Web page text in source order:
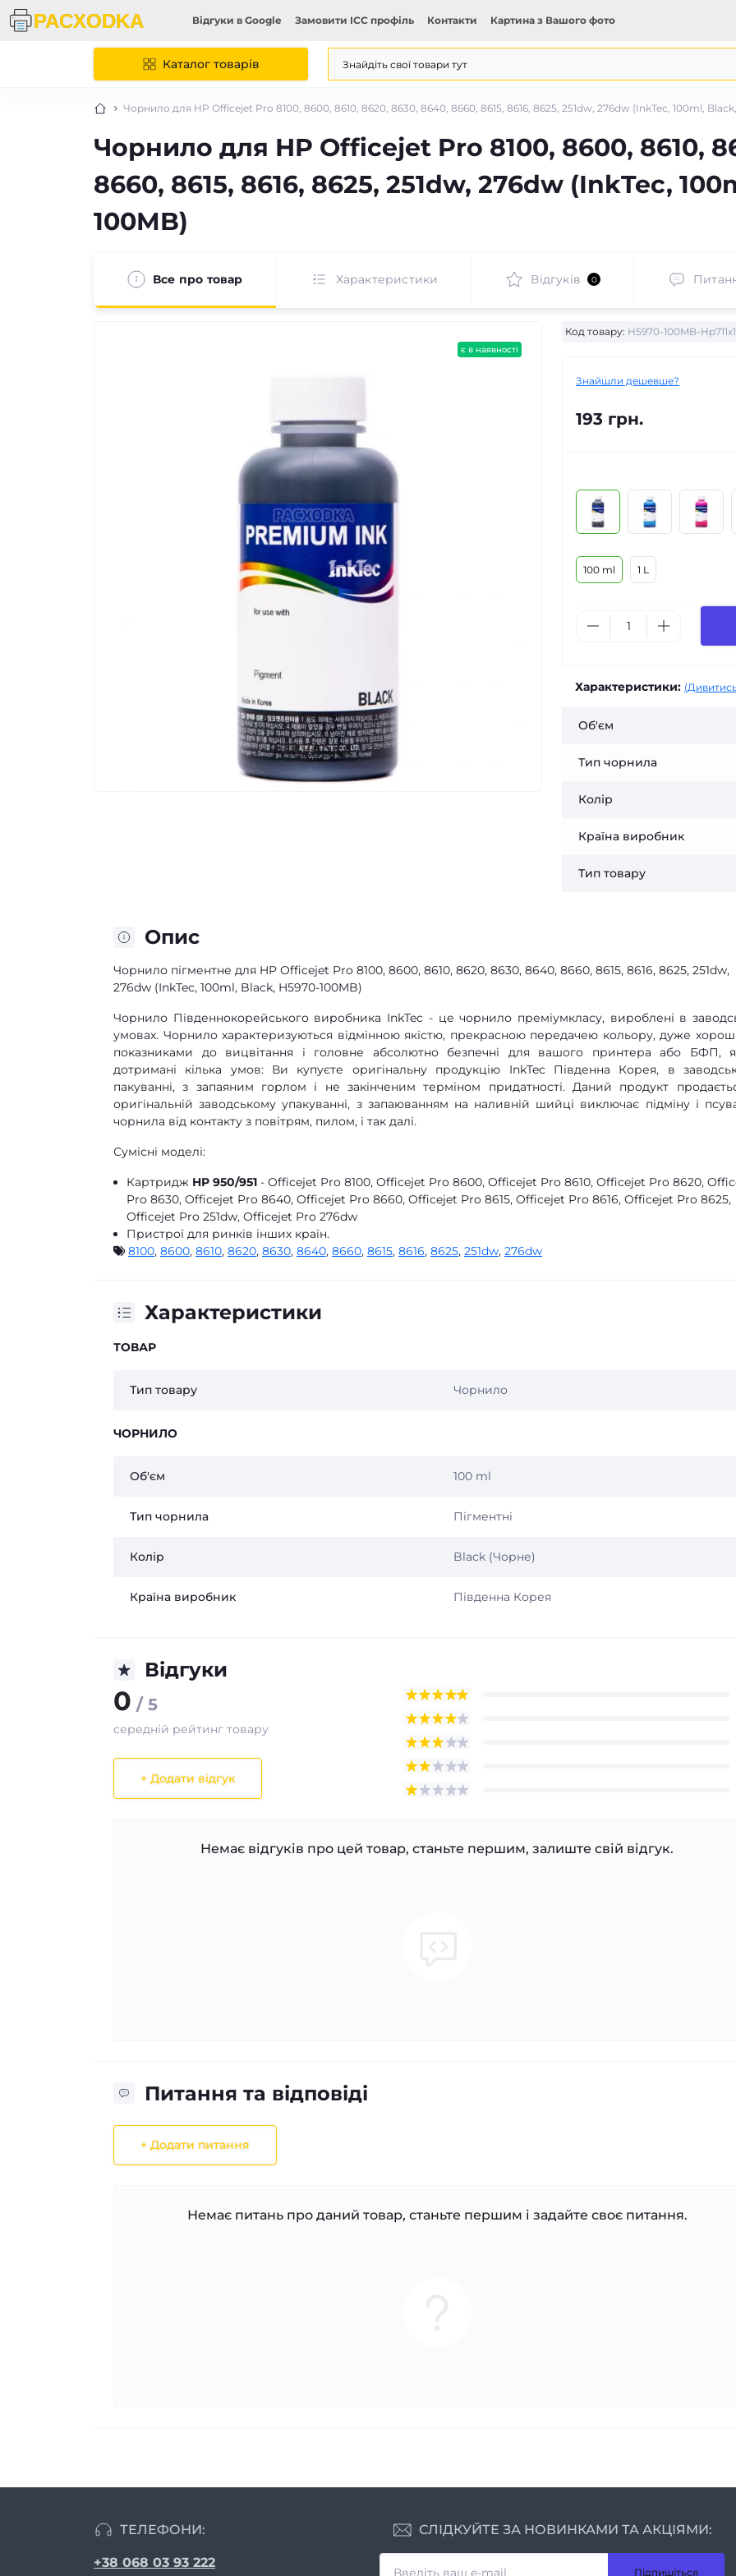
Відгуки в Google Замовити ICC профіль Контакти Картина з Вашого фото
Каталог товарів
Чорнило для HP Officejet Pro 8100, 8600, 8610, 8620, 8630, 8640, 8660, 8615, 8616, 8625, 251dw, 276dw (InkTec, 100ml,
Чорнило для HP Officejet Pro 8100, 8600, 8610,
8660, 8615, 8616, 8625, 251dw, 276dw (InkTec,
100MB)
Все про товар Характеристики Відгуків 0
є в наявності
Код товару: H5970-100MB-
Знайшли дешевше?
193 грн.
100 ml 1 L
Характеристики: (Дивитись
Об'єм
Тип чорнила
Колір
Країна виробник
Тип товару
Опис
Чорнило пігментне для HP Officejet Pro 8100, 8600, 8610, 8620, 8630, 8640, 8660, 8615, 8616, 8625, 251dw,
276dw (InkTec, 100ml, Black, H5970-100MB)
Чорнило Південнокорейського виробника InkTec - це чорнило преміумкласу, вироблені в
умовах. Чорнило характеризуються відмінною якістю, прекрасною передачею кольору, дуже
показниками до вицвітання і головне абсолютно безпечні для вашого принтера або БФП,
дотримані кілька умов: Ви купуєте оригінальну продукцію InkTec Південна Корея, в
пакуванні, з запаяним горлом і не закінченим терміном придатності. Даний продукт
оригінальній заводському упакуванні, з запаюванням на наливній шийці виключає підміну і
чорнила від контакту з повітрям, пилом, і так далі.
Сумісні моделі:
Картридж HP 950/951 - Officejet Pro 8100, Officejet Pro 8600, Officejet Pro 8610, Officejet Pro 8620,
Pro 8630, Officejet Pro 8640, Officejet Pro 8660, Officejet Pro 8615, Officejet Pro 8616, Officejet Pro 8625,
Officejet Pro 251dw, Officejet Pro 276dw
Пристрої для ринків інших країн.
8100, 8600, 8610, 8620, 8630, 8640, 8660, 8615, 8616, 8625, 251dw, 276dw
Характеристики
ТОВАР
Тип товару Чорнило
ЧОРНИЛО
Об'єм 100 ml
Тип чорнила Пігментні
Колір Black (Чорне)
Країна виробник Південна Корея
Відгуки
0 / 5
середній рейтинг товару
+ Додати відгук
Немає відгуків про цей товар, станьте першим, залиште свій відгук.
Питання та відповіді
+ Додати питання
Немає питань про даний товар, станьте першим і задайте своє питання.
ТЕЛЕФОНИ:
+38 068 03 93 222
СЛІДКУЙТЕ ЗА НОВИНКАМИ ТА АКЦІЯМИ:
Підпишіться